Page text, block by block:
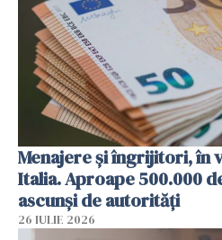
Menajere și îngrijitori, în
Italia. Aproape 500.000
ascunși de autorități
26 IULIE 2026